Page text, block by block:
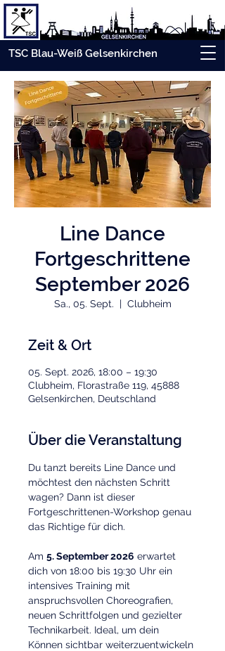
TSC Blau-Weiß Gelsenkirchen
Line Dance
Fortgeschrittene
September 2026
Sa., 05. Sept.
  |
Clubheim
Zeit & Ort
05. Sept. 2026, 18:00 – 19:30
Clubheim, Florastraße 119, 45888
Gelsenkirchen, Deutschland
Über die Veranstaltung
Du tanzt bereits Line Dance und
möchtest den nächsten Schritt
wagen? Dann ist dieser
Fortgeschrittenen-Workshop genau
das Richtige für dich.
Am 5. September 2026 erwartet
dich von 18:00 bis 19:30 Uhr ein
intensives Training mit
anspruchsvollen Choreografien,
neuen Schrittfolgen und gezielter
Technikarbeit. Ideal, um dein
Können sichtbar weiterzuentwickeln